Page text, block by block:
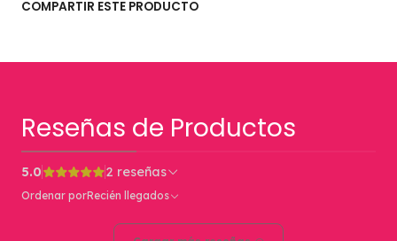
COMPARTIR ESTE PRODUCTO
Reseñas de Productos
5.0 2 reseñas
Ordenar porRecién llegados